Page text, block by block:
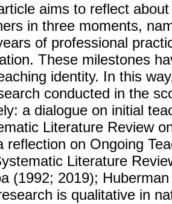
aims to reflect
in three moments,
of professional
These milestones
identity. In this
conducted in the
a dialogue on initial
Literature Review
reflection on Ongoing
Literature
(1992; 2019);
is qualitative in